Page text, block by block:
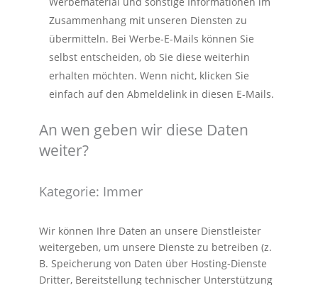
Zusammenhang mit unseren Diensten zu
übermitteln. Bei Werbe-E-Mails können Sie
selbst entscheiden, ob Sie diese weiterhin
erhalten möchten. Wenn nicht, klicken Sie
einfach auf den Abmeldelink in diesen E-Mails.
An wen geben wir diese Daten
weiter?
Kategorie: Immer
Wir können Ihre Daten an unsere Dienstleister
weitergeben, um unsere Dienste zu betreiben (z.
B. Speicherung von Daten über Hosting-Dienste
Dritter, Bereitstellung technischer Unterstützung